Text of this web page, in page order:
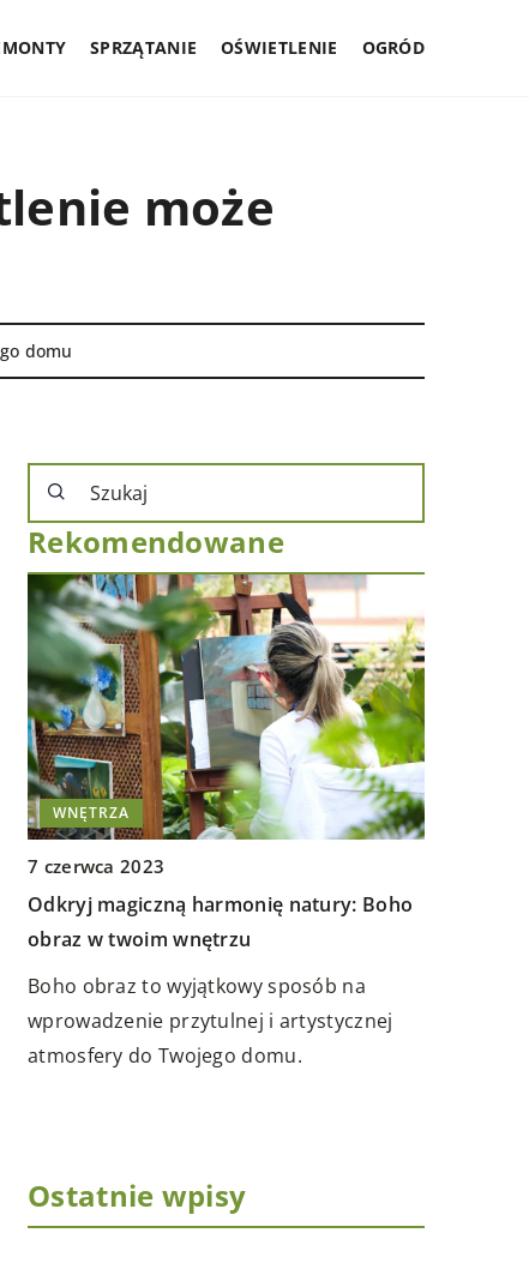
SPRZĄTANIE OŚWIETLENIE OGRÓD
może
domu
Rekomendowane
natury: Boho
na
artystycznej
SPRZĄTANIE ŚRODKI
19 czerwca 2023
Skuteczne środki na mole spożywcze:
Pozbądź się szkodników w kuchni
Mole spożywcze są powszechnymi
szkodnikami w domowej kuchni, które
mogą zniszczyć zapasy żywności.
Ostatnie wpisy